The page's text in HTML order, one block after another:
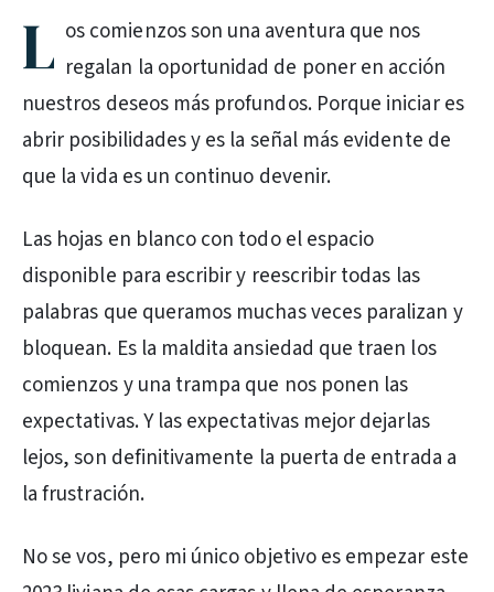
L os comienzos son una aventura que nos
regalan la oportunidad de poner en acción
nuestros deseos más profundos. Porque iniciar es
abrir posibilidades y es la señal más evidente de
que la vida es un continuo devenir.
Las hojas en blanco con todo el espacio
disponible para escribir y reescribir todas las
palabras que queramos muchas veces paralizan y
bloquean. Es la maldita ansiedad que traen los
comienzos y una trampa que nos ponen las
expectativas. Y las expectativas mejor dejarlas
lejos, son definitivamente la puerta de entrada a
la frustración.
No se vos, pero mi único objetivo es empezar este